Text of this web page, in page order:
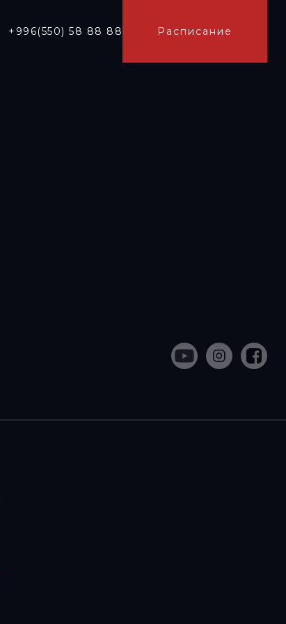
+996(550) 58 88 88 Расписание